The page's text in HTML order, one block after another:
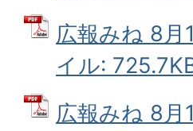
広報みね 8月
イル:
広報みね 8月